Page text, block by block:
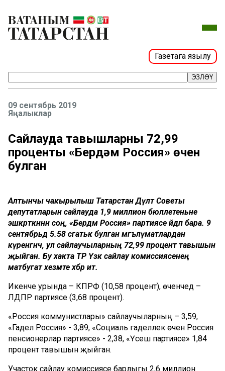
Газетага язылу
ЭЗЛӘҮ
09 сентябрь 2019
Яңалыклар
Сайлауда тавышларның 72,99
проценты «Бердәм Россия» өчен
булган
Алтынчы чакырылыш Татарстан Дәүләт Советы
депутатларын сайлауда 1,9 миллион бюллетеньне
эшкәрткәннән соң, «Бердәм Россия» партиясе әйдәп бара. 9
сентябрьдә 5.58 сәгатькә булган мәгълүматлардан
күренгәнчә, ул сайлаучыларның 72,99 процент тавышын
җыйган. Бу хакта ТР Үзәк сайлау комиссиясенең
матбугат хезмәте хәбәр итә.
Икенче урында – КПРФ (10,58 процент), өченчедә –
ЛДПР партиясе (3,68 процент).
«Россия коммунистлары» сайлаучыларның – 3,59,
«Гадел Россия» - 3,89, «Социаль гаделлек өчен Россия
пенсионерлар партиясе» - 2,38, «Үсеш партиясе» 1,84
процент тавышын җыйган.
Участок сайлау комиссиясе барлыгы 2,6 миллион